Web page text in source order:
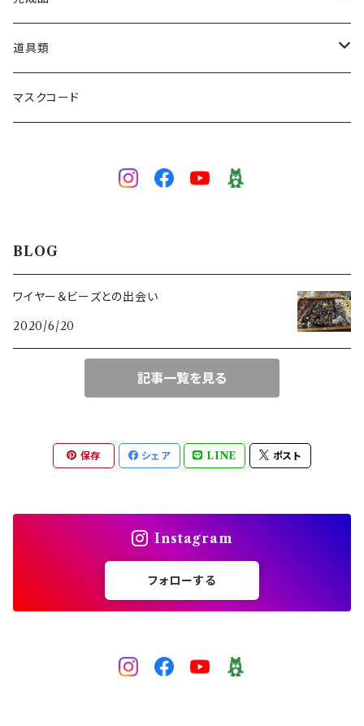
ブレスレット
ブローチ
白
イエロー
グリーン
黒
技法で選ぶ
ワイヤーワーク
スキルレベルで選ぶ（初級～上級）
ネックレス
ブレスレット
マスクコード
道具類
ワイヤー専用かぎ針
ペンチ･ニッパー
マスクコード
BLOG
ワイヤー＆ビーズとの出会い
2020/6/20
記事一覧を見る
保存 シェア LINE ポスト
Instagram
フォローする